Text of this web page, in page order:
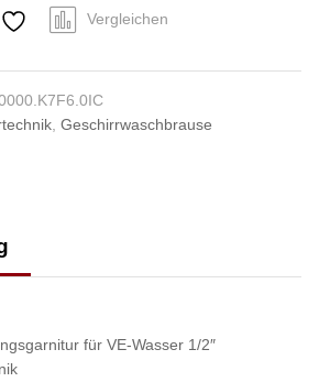
Vergleichen
,Geschirrwaschbrause
für VE-Wasser 1/2″